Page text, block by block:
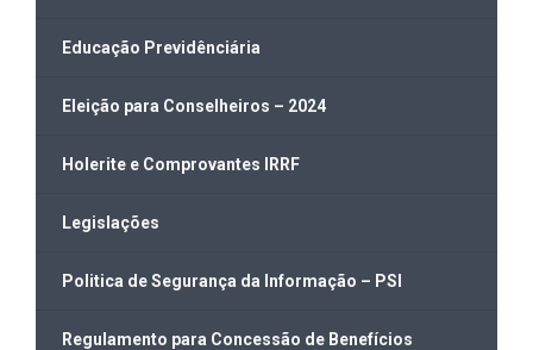
Educação Previdênciária
Eleição para Conselheiros – 2024
Holerite e Comprovantes IRRF
Legislações
Politica de Segurança da Informação – PSI
Regulamento para Concessão de Benefícios